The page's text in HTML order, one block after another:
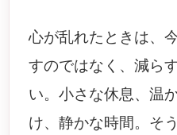
心が乱れたときは、
すのではなく、減ら
い。小さな休息、温
け、静かな時間。そ